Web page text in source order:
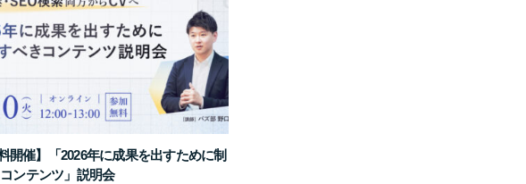
料開催】「2026年に成果を出すために制
ンテンツ」説明会